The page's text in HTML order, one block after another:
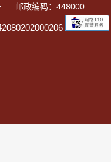
邮政编码：448000